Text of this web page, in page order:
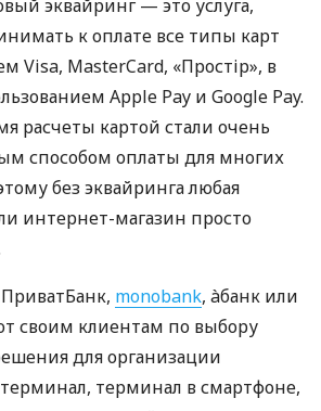
эквайринг — это услуга,
к оплате все типы карт
Visa, MasterCard, «Простір», в
Apple Pay и Google Pay.
расчеты картой стали очень
способом оплаты для многих
без эквайринга любая
интернет-магазин просто
monobank, àбанк или
своим клиентам по выбору
для организации
терминал, терминал в смартфоне,